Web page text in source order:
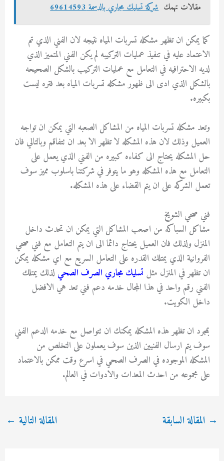
مقالات تهمك شركة تسليك مجاري بالدسمة 69614593
كما يمكن ان تظهر مشكله تسربات المياه نتيجه لان الفني الذي تم
الاعتماد عليه في تنفيذ عمليات التركيبه لم يكن الفني المتميز الذي
لديه الاحترافيه في التعامل مع عمليات التركيب بالشكل الصحيحه
بالشكل الذي ادى الى ظهور مشكله تسربات المياه بعد فتره ليست
بكبيره.
وتعد مشكله تسربات المياه من المشاكل الصعبه التي يمكن ان تواجه
العميل وذلك لان هذه المشكله لا تظهر الا بعد ان تتفاقم وبالتالي فان
حل المشكله يحتاج الى كفاءه كبيره من الفني الذي يعمل على
التعامل مع هذه المشكله وهو ما يتوفر في شركتنا باسلوب مميز سوف
تعمل الشركه على ان يتم القضاء على هذه المشكله.
فني صحي الشويخ
مشاكل السباكه من اصعب المشاكل التي يمكن ان تحدث داخل
المنزل ولذلك فان العميل يحتاج دائما الى ان يتم التعامل مع فني صحي
الفروانية الذي يمتلك القدره على التعامل السريع مع اي مشكله يمكن
ان تظهر في المنزل مثل تسليك مجاري الصرف الصحي لذلك يمتلك
الفني رقم واحد في هذا المجال خدمه دعم فني تعد هي الافضل
داخل الكويت.
بمجرد ان تظهر هذه المشكله يمكنك ان تتواصل مع خدمه الدعم الفني
سوف يتم ارسال الفنيين الذين سوف يعملون على التخلص من
المشكله الموجوده في الصرف الصحي في اسرع وقت ممكن بالاعتماد
على مجموعه من احدث المعدات والادوات في العالم.
→ المقالة السابقة المقالة التالية ←